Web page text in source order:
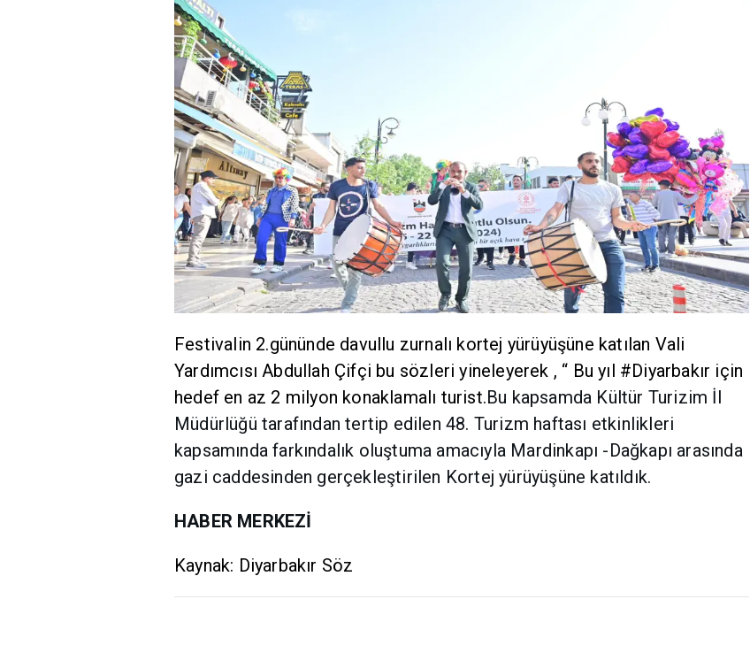
Festivalin 2.gününde davullu zurnalı kortej yürüyüşüne katılan Vali
Yardımcısı Abdullah Çifçi bu sözleri yineleyerek , “ Bu yıl #Diyarbakır için
hedef en az 2 milyon konaklamalı turist.Bu kapsamda Kültür Turizim İl
Müdürlüğü tarafından tertip edilen 48. Turizm haftası etkinlikleri
kapsamında farkındalık oluştuma amacıyla Mardinkapı -Dağkapı arasında
gazi caddesinden gerçekleştirilen Kortej yürüyüşüne katıldık.
HABER MERKEZİ
Kaynak: Diyarbakır Söz